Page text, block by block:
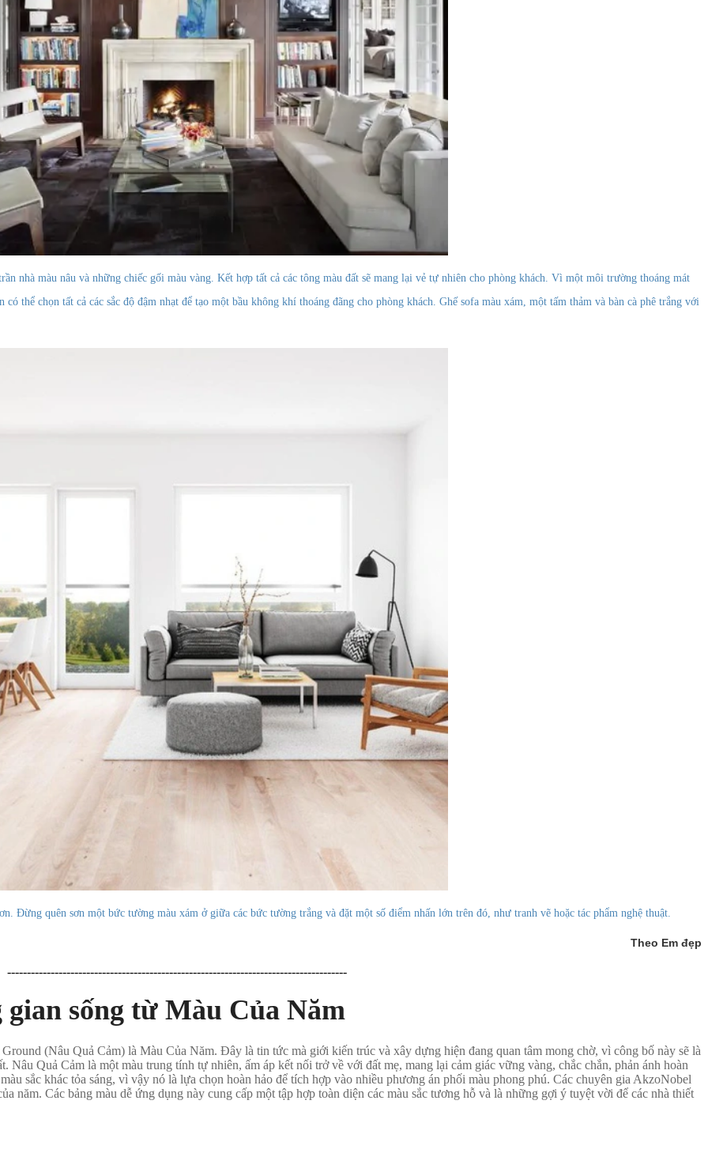
nhà màu nâu và những chiếc gối màu vàng. Kết hợp tất cả các tông màu đất sẽ mang lại vẻ tự nhiên cho phòng khách. Vì một môi trường thoáng mát
thể chọn tất cả các sắc độ đậm nhạt để tạo một bầu không khí thoáng đãng cho phòng khách. Ghế sofa màu xám, một tấm thảm và bàn cà phê trắng với
Đừng quên sơn một bức tường màu xám ở giữa các bức tường trắng và đặt một số điểm nhấn lớn trên đó, như tranh vẽ hoặc tác phẩm nghệ thuật.
Theo Em đẹp
--------------------------------------------------------------------------------------
gian sống từ Màu Của Năm
(Nâu Quả Cảm) là Màu Của Năm. Đây là tin tức mà giới kiến trúc và xây dựng hiện đang quan tâm mong chờ, vì công bố này sẽ là
Nâu Quả Cảm là một màu trung tính tự nhiên, ấm áp kết nối trở về với đất mẹ, mang lại cảm giác vững vàng, chắc chắn, phản ánh hoàn
sắc khác tỏa sáng, vì vậy nó là lựa chọn hoàn hảo để tích hợp vào nhiều phương án phối màu phong phú. Các chuyên gia AkzoNobel
năm. Các bảng màu dễ ứng dụng này cung cấp một tập hợp toàn diện các màu sắc tương hỗ và là những gợi ý tuyệt vời để các nhà thiết